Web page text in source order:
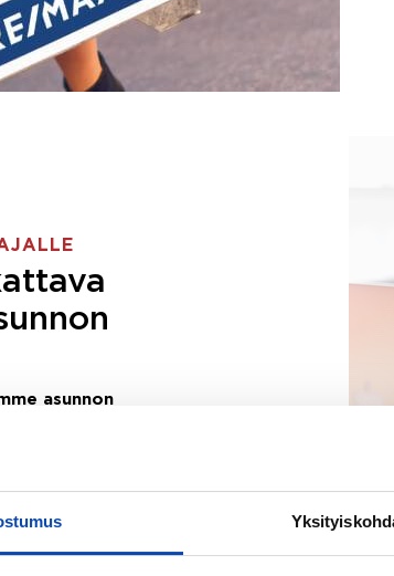
asunnon
etsimme juuri sinulle
nähdä vaivaa sen
myös esimerkiksi sijoitus-